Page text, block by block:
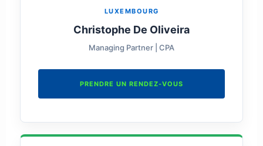
LUXEMBOURG
Christophe De Oliveira
Managing Partner | CPA
PRENDRE UN RENDEZ-VOUS